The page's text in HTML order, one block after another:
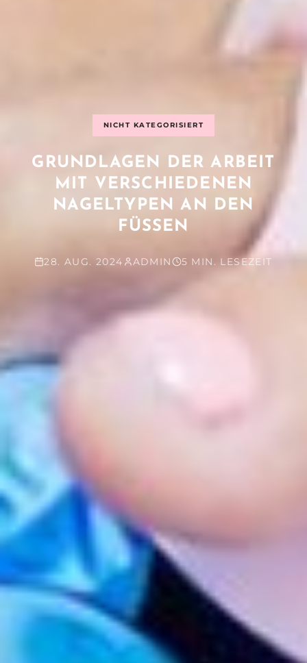
NICHT KATEGORISIERT
GRUNDLAGEN DER ARBEIT
MIT VERSCHIEDENEN
NAGELTYPEN AN DEN
FÜSSEN
28. AUG. 2024 ADMIN 5 MIN. LESEZEIT